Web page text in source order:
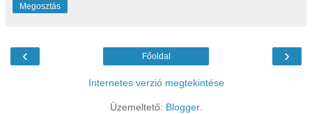
Megosztás
‹ ›
Főoldal
Internetes verzió megtekintése
Üzemeltető: Blogger.